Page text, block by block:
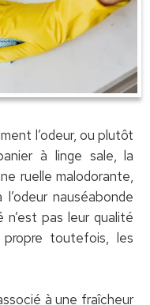
l’odeur, ou plutôt
à linge sale, la
ruelle malodorante,
nauséabonde
n’est pas leur qualité
toutefois, les
à une fraîcheur